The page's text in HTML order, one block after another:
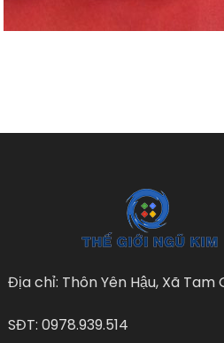
Địa chỉ: Thôn Yên Hậu, Xã Tam
SĐT: 0978.939.514